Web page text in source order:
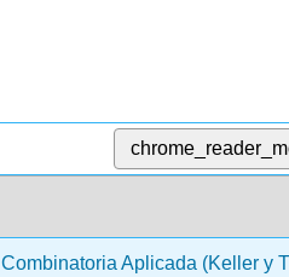
Combinatoria Aplicada (Keller y